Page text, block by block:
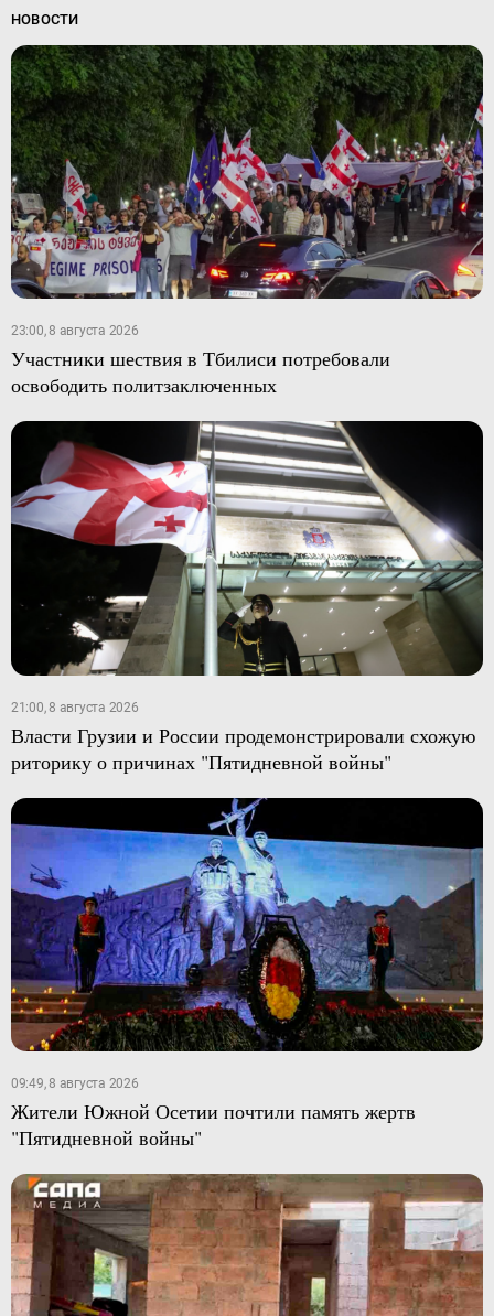
НОВОСТИ
23:00, 8 августа 2026
Участники шествия в Тбилиси потребовали
освободить политзаключенных
21:00, 8 августа 2026
Власти Грузии и России продемонстрировали схожую
риторику о причинах "Пятидневной войны"
09:49, 8 августа 2026
Жители Южной Осетии почтили память жертв
"Пятидневной войны"